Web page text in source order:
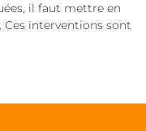
il faut mettre en
Ces interventions sont